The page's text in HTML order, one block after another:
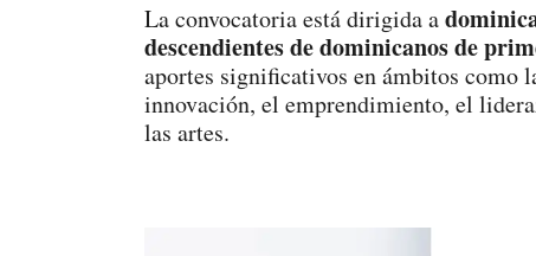
La convocatoria está dirigida a
descendientes de dominicanos de
aportes significativos en ámbitos como
innovación, el emprendimiento, el
las artes.